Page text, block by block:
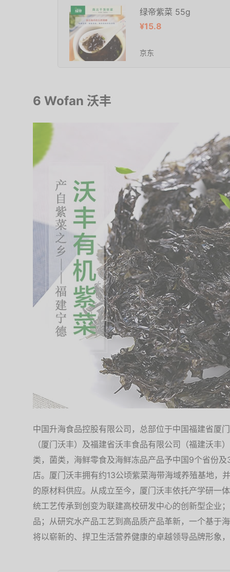
绿帝紫菜 55g
¥15.8
京东
6 Wofan 沃丰
中国升海食品控股有限公司，总部位于中国福建省厦
（厦门沃丰）及福建省沃丰食品有限公司（福建沃丰
类，菌类，海鲜零食及海鲜冻品产品予中国9个省份
店。厦门沃丰拥有约13公顷紫菜海带海域养殖基地，
的原材料供应。从成立至今，厦门沃丰依托产学研一
统工艺传承到创变为联建高校研发中心的创新型企业
品；从研究水产品工艺到高品质产品革新，一个基于
将以崭新的、捍卫生活营养健康的卓越领导品牌形象